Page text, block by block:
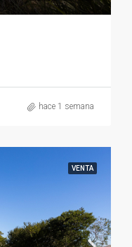
hace 1 semana
VENTA